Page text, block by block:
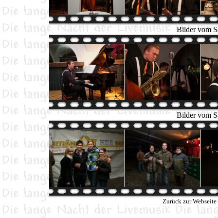
Bilder vom
Bilder vom
Zurück zur